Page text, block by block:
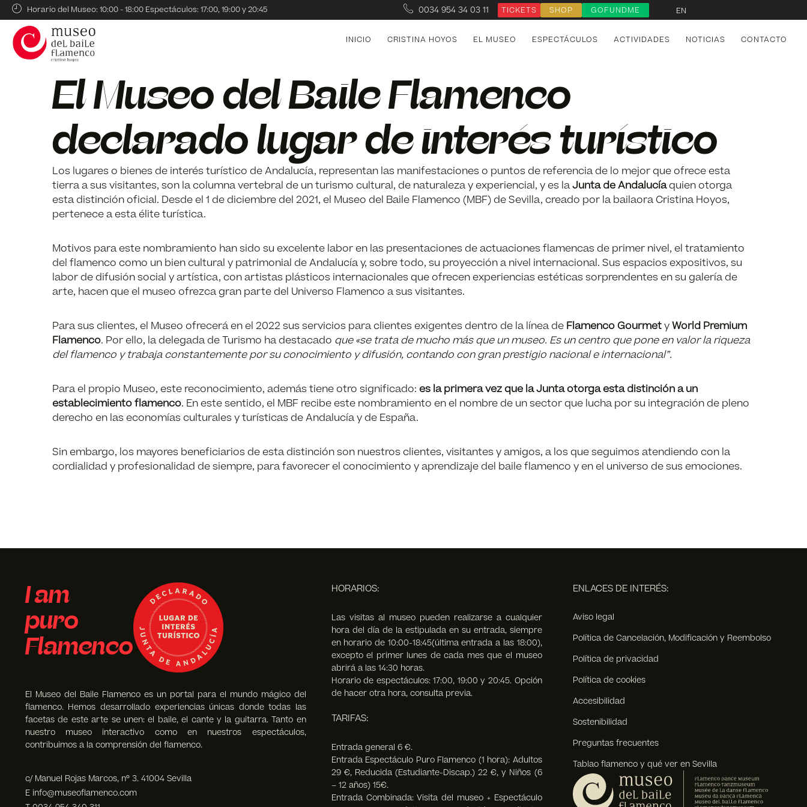
Horario del Museo: 10:00 - 18:00 Espectáculos: 17:00, 19:00 y 20:45 0034 954 34 03 11 TICKETS SHOP GOFUNDME EN
INICIO CRISTINA HOYOS EL MUSEO ESPECTÁCULOS ACTIVIDADES NOTICIAS CONTACTO
El Museo del Baile Flamenco
declarado lugar de interés turístico
Los lugares o bienes de interés turístico de Andalucía, representan las manifestaciones o puntos de referencia de lo mejor que ofrece esta
tierra a sus visitantes, son la columna vertebral de un turismo cultural, de naturaleza y experiencial, y es laJunta de Andalucíaquien otorga
esta distinción oficial. Desde el 1 de diciembre del 2021, el Museo del Baile Flamenco (MBF) de Sevilla, creado por la bailaora Cristina Hoyos,
pertenece a esta élite turística.
Motivos para este nombramiento han sido su excelente labor en las presentaciones de actuaciones flamencas de primer nivel, el tratamiento
del flamenco como un bien cultural y patrimonial de Andalucía y, sobre todo, su proyección a nivel internacional. Sus espacios expositivos, su
labor de difusión social y artística, con artistas plásticos internacionales que ofrecen experiencias estéticas sorprendentes en su galería de
arte, hacen que el museo ofrezca gran parte del Universo Flamenco a sus visitantes.
Para sus clientes, el Museo ofrecerá en el 2022 sus servicios para clientes exigentes dentro de la línea de Flamenco GourmetyWorld Premium
Flamenco. Por ello, la delegada de Turismo ha destacado que «se trata de mucho más que un museo. Es un centro que pone en valor la riqueza
del flamenco y trabaja constantemente por su conocimiento y difusión, contando con gran prestigio nacional e internacional”.
Para el propio Museo, este reconocimiento, además tiene otro significado: es la primera vez que la Junta otorga esta distinción a un
establecimiento flamenco. En este sentido, el MBF recibe este nombramiento en el nombre de un sector que lucha por su integración de pleno
derecho en las economías culturales y turísticas de Andalucía y de España.
Sin embargo, los mayores beneficiarios de esta distinción son nuestros clientes, visitantes y amigos, a los que seguimos atendiendo con la
cordialidad y profesionalidad de siempre, para favorecer el conocimiento y aprendizaje del baile flamenco y en el universo de sus emociones.
I am
puro
Flamenco
El Museo del Baile Flamenco es un portal para el mundo mágico del
flamenco. Hemos desarrollado experiencias únicas donde todas las
facetas de este arte se unen: el baile, el cante y la guitarra. Tanto en
nuestro museo interactivo como en nuestros espectáculos,
contribuimos a la comprensión del flamenco.
c/ Manuel Rojas Marcos, nº 3. 41004 Sevilla
E info@museoflamenco.com
HORARIOS:
Las visitas al museo pueden realizarse a cualquier
hora del día de la estipulada en su entrada, siempre
en horario de 10:00-18:45(última entrada a las 18:00),
excepto el primer lunes de cada mes que el museo
abrirá a las 14:30 horas.
Horario de espectáculos: 17:00, 19:00 y 20:45. Opción
de hacer otra hora, consulta previa.
TARIFAS:
Entrada general 6 €.
Entrada Espectáculo Puro Flamenco (1 hora): Adultos
29 €, Reducida (Estudiante-Discap.) 22 €, y Niños (6
– 12 años) 15€.
Entrada Combinada: Visita del museo + Espectáculo
ENLACES DE INTERÉS:
Aviso legal
Política de Cancelación, Modificación y Reembolso
Política de privacidad
Política de cookies
Accesibilidad
Sostenibilidad
Preguntas frecuentes
Tablao flamenco y qué ver en Sevilla